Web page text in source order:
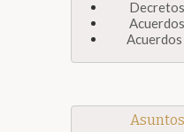
Acuerdos